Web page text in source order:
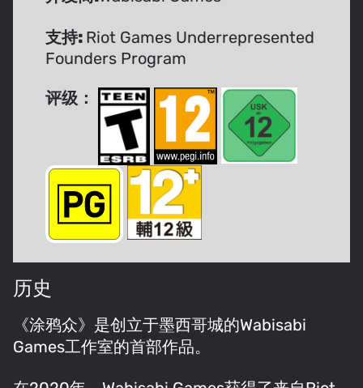
支持: Riot Games Underrepresented
Founders Program
评级：
历史
《涂鸦众》是创立于墨西哥城的Wabisabi
Games工作室的首部作品。